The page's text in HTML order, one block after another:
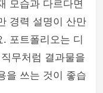
모습과 다르다면
경력 설명이 산만
포트폴리오는 디
무처럼 결과물을
을 쓰는 것이 좋습